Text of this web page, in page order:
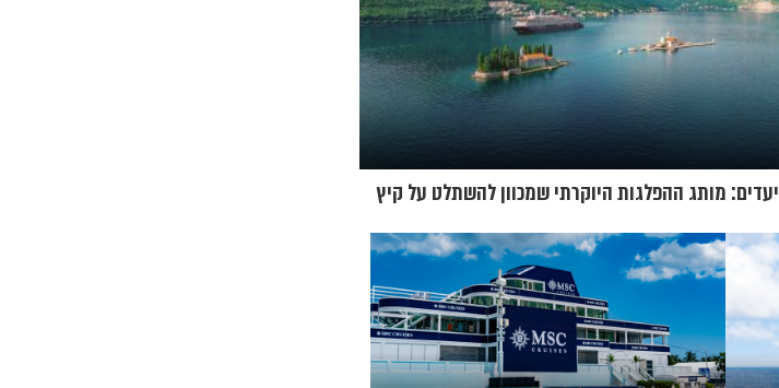
שש אוניות, 178 יעדים: מותג ההפלגות היוקרתי שמכוון להשתלט על קיץ